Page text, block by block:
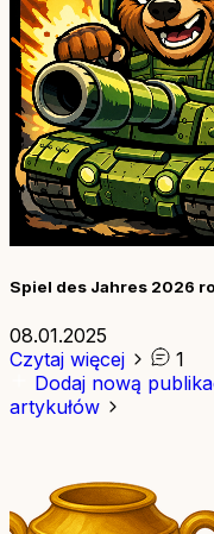
Spiel des Jahres 2026
08.01.2025
Czytaj więcej
1
Dodaj nową
artykułów